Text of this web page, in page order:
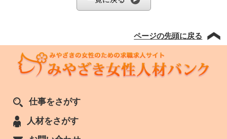
ページの先頭に戻る
仕事をさがす
人材をさがす